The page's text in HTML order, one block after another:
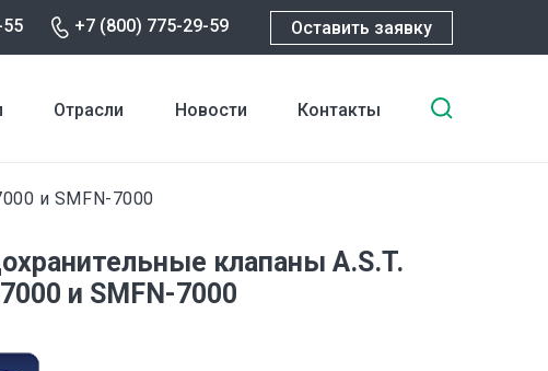
+7 (800) 775-29-59 Оставить заявку
Отрасли Новости Контакты
и SMFN-7000
клапаны A.S.T.
и SMFN-7000